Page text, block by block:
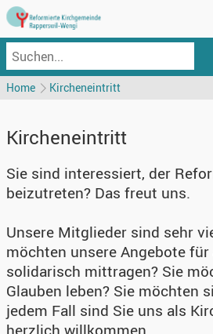
Home Kircheneintritt
Kircheneintritt
Sie sind interessiert, der
beizutreten? Das freut uns.
Unsere Mitglieder sind sehr
möchten unsere Angebote
solidarisch mittragen? Sie
Glauben leben? Sie möchten
jedem Fall sind Sie uns als